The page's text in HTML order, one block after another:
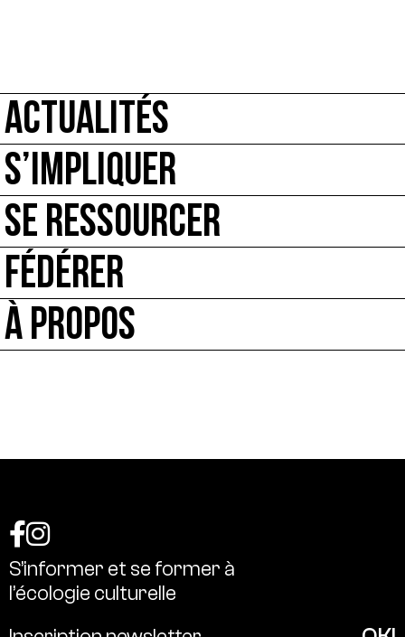
ACTUALITÉS
S’IMPLIQUER
SE RESSOURCER
FÉDÉRER
À PROPOS
S’informer et se former à
l’écologie culturelle